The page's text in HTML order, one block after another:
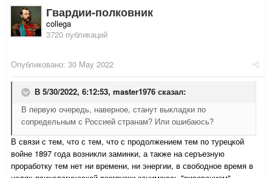
Гвардии-полковник
collega
3720 публикаций
Опубликовано: 30 May 2022
В 5/30/2022, 6:12:53, master1976 сказал:
В первую очередь, наверное, станут выкладки по
сопредельным с Россией странам? Или ошибаюсь?
В связи с тем, что с тем, что с продолжением тем по турецкой
войне 1897 года возникли заминки, а также на серъезную
проработку тем нет ни времени, ни энергии, в свободное время в